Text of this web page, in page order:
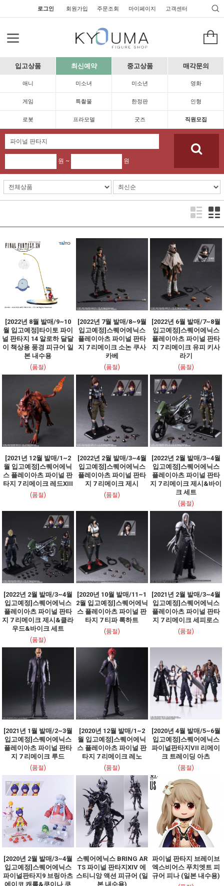
로그인 회원가입 주문조회 마이페이지 고객센터
입고상품 최신예약 중고상품 매각문의
애니 미소녀 미소년 영화
게임 특촬물 한정판 인형
로봇 프라모델 굿즈 직원모집
원 ~ 원
[2022년 8월 발매/9~10
월 입고예정]타이토 파이
널 판타지 14 알로하 달달
이 책상용 풍경 피규어 일
본 내수용
(품절)
[2022년 7월 발매/8~9월
입고예정]스퀘어에닉스
플레이아츠 파이널 판타
지 7 리메이크 소논 쿠사
카베
(품절)
[2022년 6월 발매/7~8월
입고예정]스퀘어에닉스
플레이아츠 파이널 판타
지 7 리메이크 유피 키사
라기
(품절)
[2021년 12월 발매/1~2
월 입고예정]스퀘어에닉
스 플레이아츠 파이널 판
타지 7 리메이크 레드XIII
(품절)
[2022년 2월 발매/3~4월
입고예정]스퀘어에닉스
플레이아츠 파이널 판타
지 7 리메이크 제시
(품절)
[2022년 2월 발매/3~4월
입고예정]스퀘어에닉스
플레이아츠 파이널 판타
지 7 리메이크 제시&바이
크 세트
(품절)
[2022년 2월 발매/3~4월
입고예정]스퀘어에닉스
플레이아츠 파이널 판타
지 7 리메이크 제시&클라
우드&바이크 세트
(품절)
[2020년 10월 발매/11~1
2월 입고예정]스퀘어에닉
스 플레이아츠 파이널 판
타지 7 티파 록하트
(품절)
[2021년 2월 발매/3~4월
입고예정]스퀘어에닉스
플레이아츠 파이널 판타
지 7 리메이크 세피로스
(품절)
[2021년 1월 발매/2~3월
입고예정]스퀘어에닉스
플레이아츠 파이널 판타
지 7 리메이크 루드
(품절)
[2020년 12월 발매/1~2
월 입고예정]스퀘어에닉
스 플레이아츠 파이널 판
타지 7 리메이크 레노
(품절)
[2020년 4월 발매/5~6월
입고예정]스퀘어에닉스
파이널판타지VII 리메이
크 트레이딩 아츠
(품절)
[2020년 2월 발매/3~4월
입고예정]스퀘어에닉스
파이널판타지9 브링아츠
에이코 캐롤&쿠이나 쿠
스퀘어에닉스 BRING AR
TS 파이널 판타지XIV 에
스티니앙 액션 피규어 (일
본 내수용)
파이널 판타지 브레이브
엑스비어스 푸치엣트 피
규어 피나 (일본 내수용)